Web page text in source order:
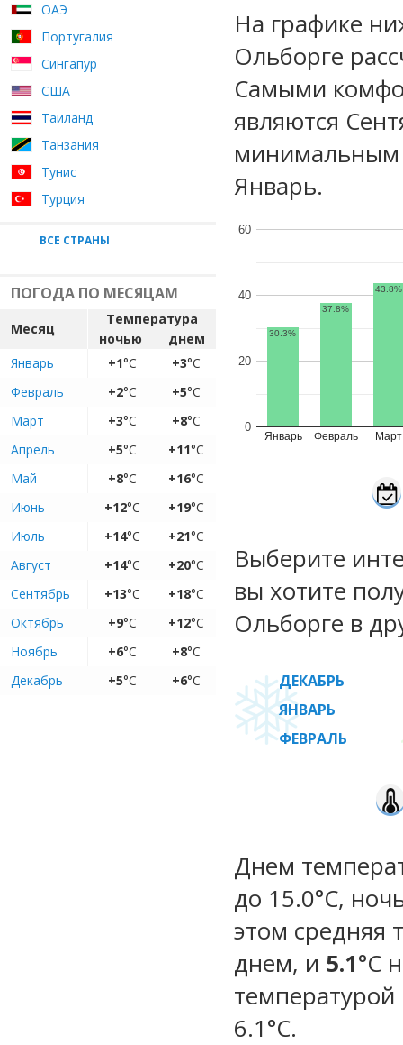
ОАЭ
Португалия
Сингапур
США
Таиланд
Танзания
Тунис
Турция
ВСЕ СТРАНЫ
ПОГОДА ПО МЕСЯЦАМ
Месяц
Температура
ночью
днем
Январь
+1°C +3°C
Февраль
+2°C +5°C
Март
+3°C +8°C
Апрель
+5°C +11°C
Май
+8°C +16°C
Июнь
+12°C +19°C
Июль
+14°C +21°C
Август
+14°C +20°C
Сентябрь
+13°C +18°C
Октябрь
+9°C +12°C
Ноябрь
+6°C +8°C
Декабрь
+5°C +6°C
На графике
Ольборге
Самыми
являются
минимальным
Январь.
Январь Февраль Март
0
20
40
60
30.3%
37.8%
43.8%
Выберите
вы хотите
Ольборге в
ДЕКАБРЬ
ЯНВАРЬ
ФЕВРАЛЬ
Днем
до 15.0°C,
этом средняя
днем, и 5.1°C
температурой
6.1°С.